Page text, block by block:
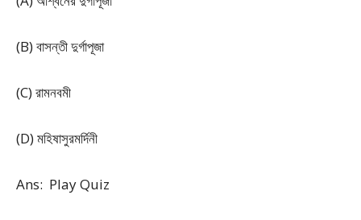
(B) বাসন্তী দুর্গাপূজা
(C) রামনবমী
(D) মহিষাসুরমর্দিনী
Ans: Play Quiz